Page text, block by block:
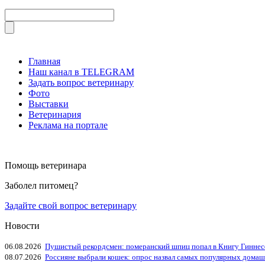
Главная
Наш канал в TELEGRAM
Задать вопрос ветеринару
Фото
Выставки
Ветеринария
Реклама на портале
Помощь ветеринара
Заболел питомец?
Задайте свой вопрос ветеринару
Новости
06.08.2026 Пушистый рекордсмен: померанский шпиц попал в Книгу
08.07.2026 Россияне выбрали кошек: опрос назвал самых популярных